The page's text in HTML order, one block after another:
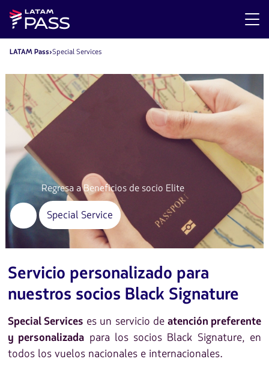
LATAM Pass Special Services
Regresa a Beneficios de socio Elite
Special Service
Servicio personalizado para
nuestros socios Black Signature
Special Services es un servicio de atención preferente
y personalizada para los socios Black Signature, en
todos los vuelos nacionales e internacionales.